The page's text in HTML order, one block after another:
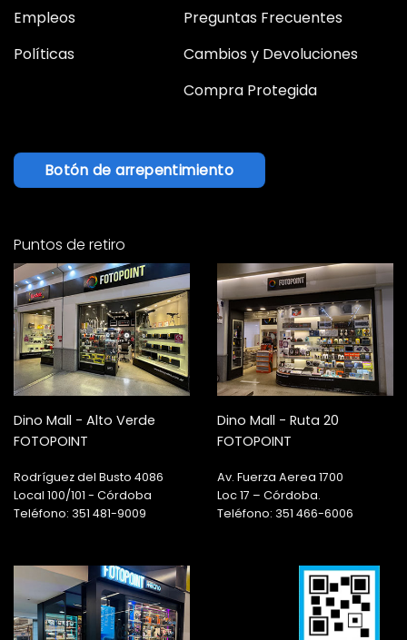
Empleos
Políticas
Preguntas Frecuentes
Cambios y Devoluciones
Compra Protegida
Botón de arrepentimiento
Puntos de retiro
Dino Mall - Alto Verde
FOTOPOINT
Rodríguez del Busto 4086
Local 100/101 - Córdoba
Teléfono: 351 481-9009
Dino Mall - Ruta 20
FOTOPOINT
Av. Fuerza Aerea 1700
Loc 17 – Córdoba.
Teléfono: 351 466-6006